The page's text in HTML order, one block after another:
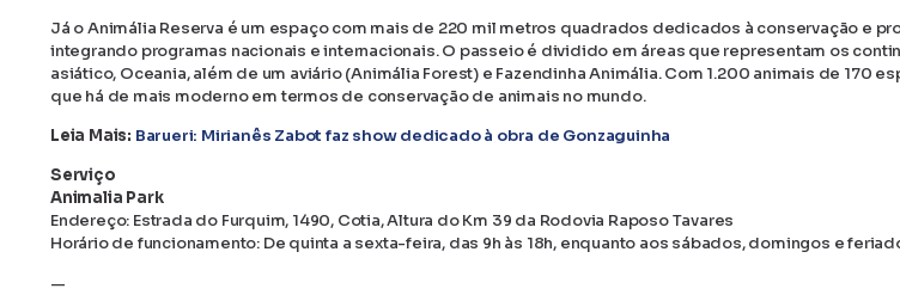
Já o Animália Reserva é um espaço com mais de 220 mil metros quadrados dedicados à conservação e
integrando programas nacionais e internacionais. O passeio é dividido em áreas que representam os
asiático, Oceania, além de um aviário (Animália Forest) e Fazendinha Animália. Com 1.200 animais de 170
que há de mais moderno em termos de conservação de animais no mundo.
Leia Mais: Barueri: Mirianês Zabot faz show dedicado à obra de Gonzaguinha
Serviço
Animalia Park
Endereço: Estrada do Furquim, 1490, Cotia, Altura do Km 39 da Rodovia Raposo Tavares
Horário de funcionamento: De quinta a sexta-feira, das 9h às 18h, enquanto aos sábados, domingos e
—